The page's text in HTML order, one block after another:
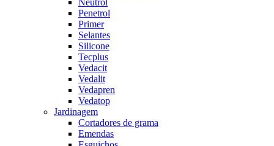
Penetrol
Primer
Selantes
Silicone
Tecplus
Vedacit
Vedalit
Vedapren
Vedatop
Jardinagem
Cortadores de grama
Emendas